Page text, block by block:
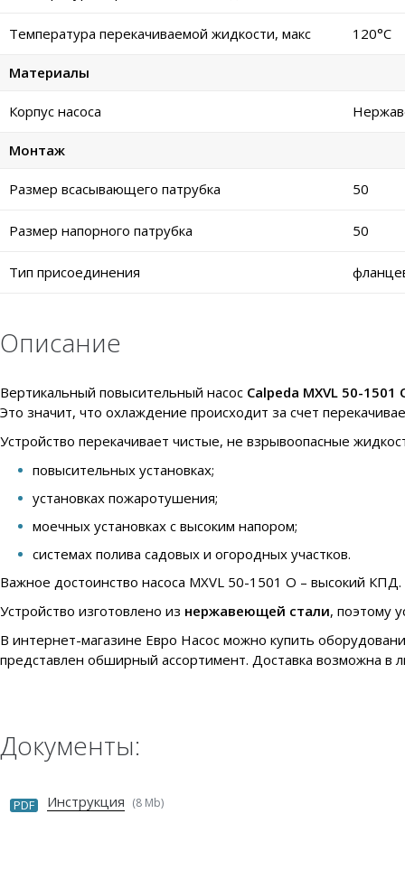
Температура перекачиваемой жидкости, макс 120°C
Материалы
Корпус насоса
Монтаж
Размер всасывающего патрубка 50
Размер напорного патрубка 50
Тип присоединения
Описание
Вертикальный повысительный насос Calpeda MXVL 50-1501
Это значит, что охлаждение происходит за счет
Устройство перекачивает чистые, не взрывоопасные
повысительных установках;
установках пожаротушения;
моечных установках с высоким напором;
системах полива садовых и огородных участков.
Важное достоинство насоса MXVL 50-1501 O – высокий
Устройство изготовлено из нержавеющей стали, поэтому
В интернет-магазине Евро Насос можно купить
представлен обширный ассортимент. Доставка возможна в
Документы:
PDF Инструкция (8 Mb)